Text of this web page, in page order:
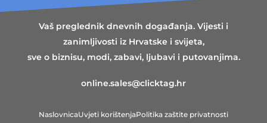
Vaš preglednik dnevnih događanja. Vijesti i
zanimljivosti iz Hrvatske i svijeta,
sve o biznisu, modi, zabavi, ljubavi i putovanjima.
online.sales@clicktag.hr
NaslovnicaUvjeti korištenjaPolitika zaštite privatnosti